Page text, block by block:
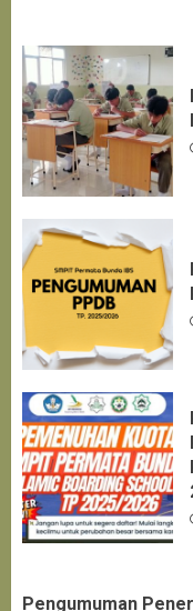
Pengumuman